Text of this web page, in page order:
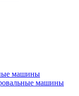
машины
машины